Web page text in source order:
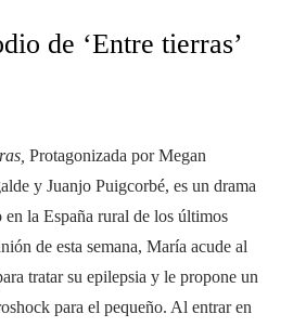
de ‘Entre tierras’
Protagonizada por Megan
y Juanjo Puigcorbé, es un drama
la España rural de los últimos
de esta semana, María acude al
tratar su epilepsia y le propone un
para el pequeño. Al entrar en